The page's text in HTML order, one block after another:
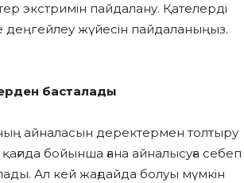
экстримін пайдалану. Қателерді
деңгейлеу жүйесін пайдаланыңыз.
басталады
айналасын деректермен толтыру
бойынша ғана айналысуға себеп
Ал кей жағдайда болуы мүмкін